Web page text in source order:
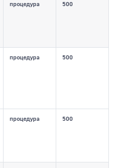
процедура 500
процедура 500
процедура 500